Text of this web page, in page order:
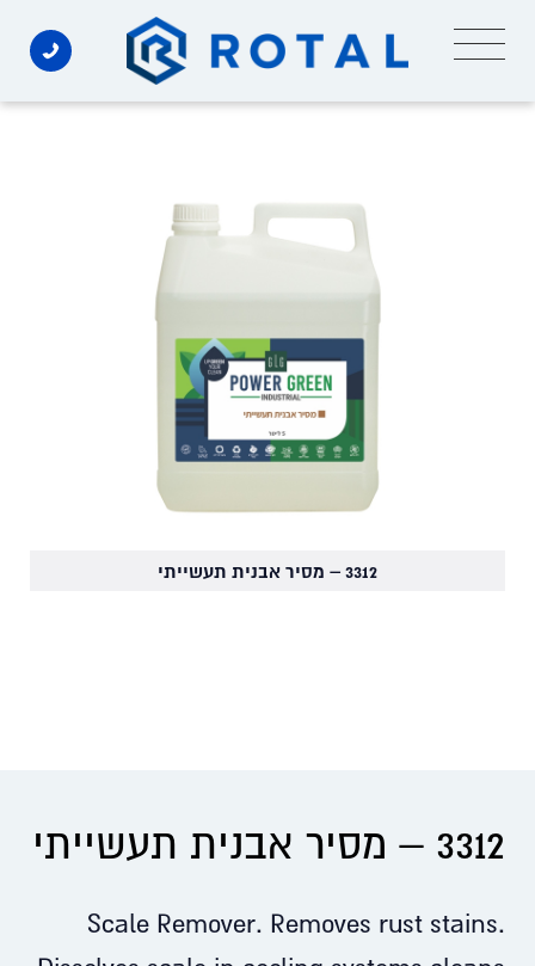
content
3312 – מסיר אבנית תעשייתי
3312 – מסיר אבנית תעשייתי
Scale Remover. Removes rust stains.